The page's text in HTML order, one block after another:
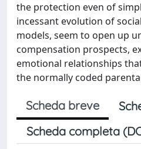
the protection even of
incessant evolution of
models, seem to open up
compensation prospects,
emotional relationships
the normally coded
Scheda breve
Scheda completa